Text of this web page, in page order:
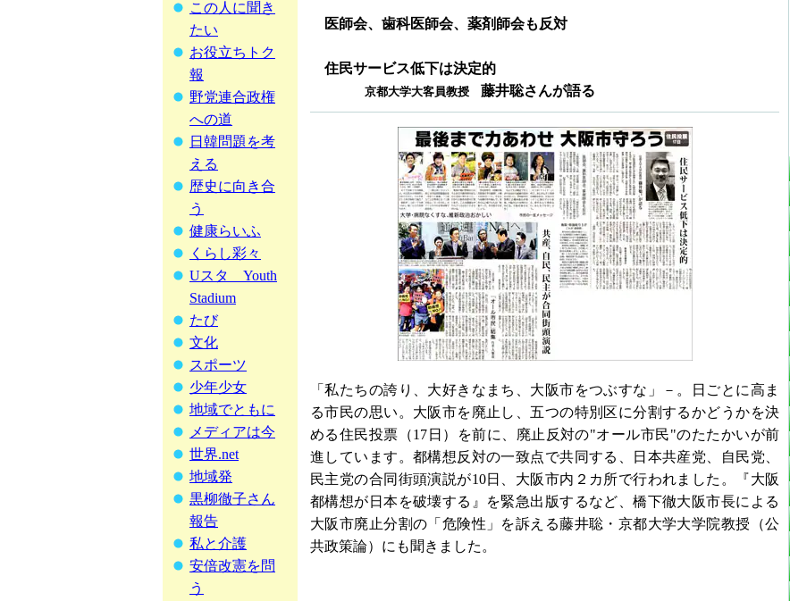
この人に聞き
たい
お役立ちトク
報
野党連合政権
への道
日韓問題を考
える
歴史に向き合
う
健康らいふ
くらし彩々
Uスタ Youth
Stadium
たび
文化
スポーツ
少年少女
地域でともに
メディアは今
世界.net
地域発
黒柳徹子さん
報告
私と介護
安倍改憲を問
う
医師会、歯科医師会、薬剤師会も反対
住民サービス低下は決定的
京都大学大客員教授 藤井聡さんが語る
「私たちの誇り、大好きなまち、大阪市をつぶすな」－。日ごとに高ま
る市民の思い。大阪市を廃止し、五つの特別区に分割するかどうかを決
める住民投票（17日）を前に、廃止反対の"オール市民"のたたかいが前
進しています。都構想反対の一致点で共同する、日本共産党、自民党、
民主党の合同街頭演説が10日、大阪市内２カ所で行われました。『大阪
都構想が日本を破壊する』を緊急出版するなど、橋下徹大阪市長による
大阪市廃止分割の「危険性」を訴える藤井聡・京都大学大学院教授（公
共政策論）にも聞きました。